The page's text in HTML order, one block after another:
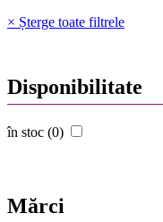
× Șterge toate filtrele
Disponibilitate
în stoc (0)
Mărci